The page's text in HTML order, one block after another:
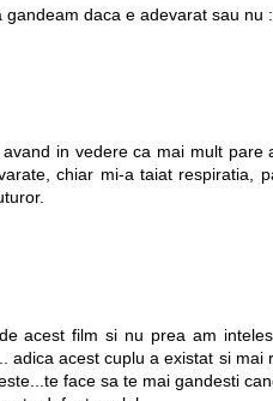
daca e adevarat sau nu
in vedere ca mai mult pare
chiar mi-a taiat respiratia,
acest film si nu prea am
adica acest cuplu a existat si mai
face sa te mai gandesti